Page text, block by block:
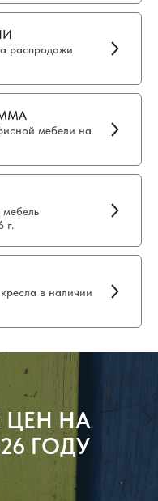
распродажи
мебели на
г.
в наличии
ЦЕН НА
ГОДУ